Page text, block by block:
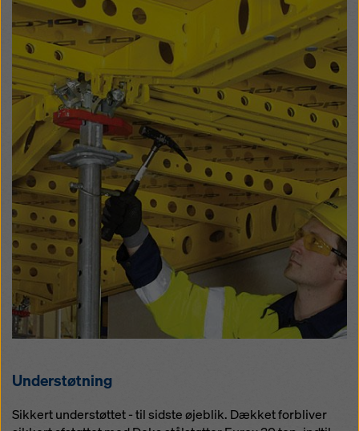
Understøtning
Sikkert understøttet - til sidste øjeblik. Dækket forbliver